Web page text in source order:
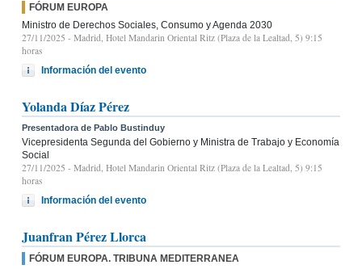
FÓRUM EUROPA
Ministro de Derechos Sociales, Consumo y Agenda 2030
27/11/2025 - Madrid, Hotel Mandarin Oriental Ritz (Plaza de la Lealtad, 5) 9:15
horas
Información del evento
Yolanda Díaz Pérez
Presentadora de Pablo Bustinduy
Vicepresidenta Segunda del Gobierno y Ministra de Trabajo y Economía
Social
27/11/2025 - Madrid, Hotel Mandarin Oriental Ritz (Plaza de la Lealtad, 5) 9:15
horas
Información del evento
Juanfran Pérez Llorca
FÓRUM EUROPA. TRIBUNA MEDITERRANEA